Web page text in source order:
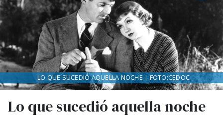
Lo que sucedió aquella noche
LO QUE SUCEDIÓ AQUELLA NOCHE | FOTO:CEDOC